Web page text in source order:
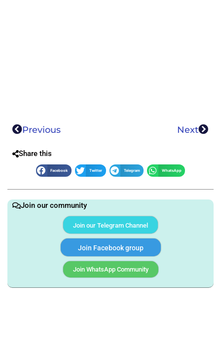
Previous Next
Share this
Facebook Twitter Telegram WhatsApp
Join our community
Join our Telegram Channel
Join Facebook group
Join WhatsApp Community